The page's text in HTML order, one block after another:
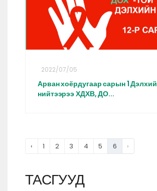
2022/07/05
Арван хоёрдугаар сарын 1 Дэлхий
нийтээрээ ХДХВ, ДО...
‹ 1 2 3 4 5 6 ›
ТАСГУУД